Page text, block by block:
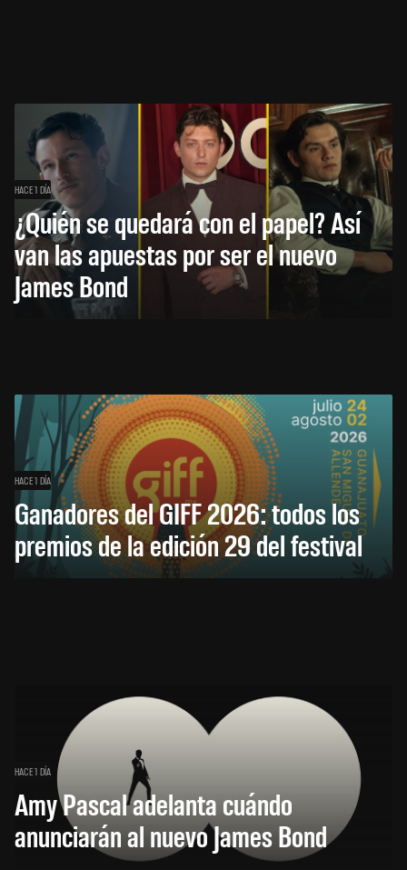
HACE 1 DÍA
¿Quién se quedará con el papel? Así
van las apuestas por ser el nuevo
James Bond
HACE 1 DÍA
Ganadores del GIFF 2026: todos los
premios de la edición 29 del festival
HACE 1 DÍA
Amy Pascal adelanta cuándo
anunciarán al nuevo James Bond